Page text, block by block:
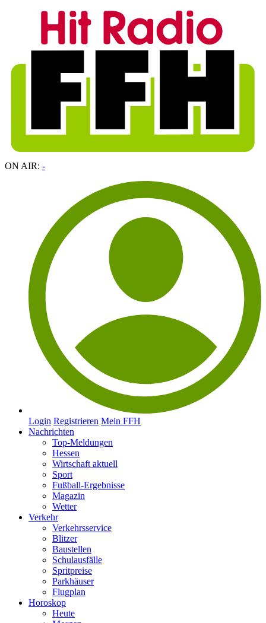
ON AIR: -
Login Registrieren Mein FFH
Nachrichten
Top-Meldungen
Hessen
Wirtschaft aktuell
Sport
Fußball-Ergebnisse
Magazin
Wetter
Verkehr
Verkehrsservice
Blitzer
Baustellen
Schulausfälle
Spritpreise
Parkhäuser
Flugplan
Horoskop
Heute